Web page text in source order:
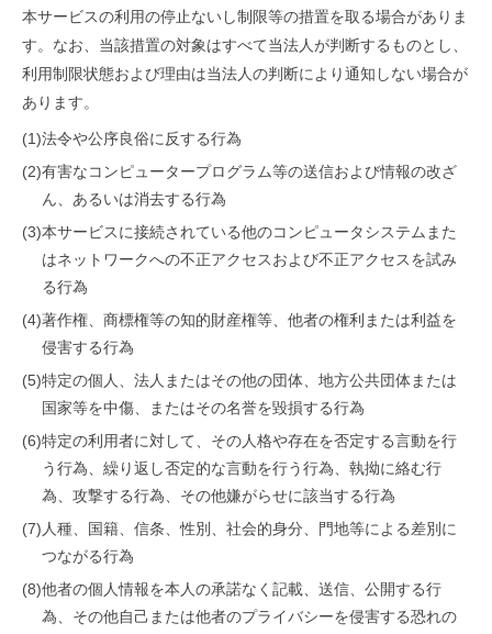
本サービスの利用の停止ないし制限等の措置を取る場合がありま
す。なお、当該措置の対象はすべて当法人が判断するものとし、
利用制限状態および理由は当法人の判断により通知しない場合が
あります。
(1)法令や公序良俗に反する行為
(2)有害なコンピュータープログラム等の送信および情報の改ざ
ん、あるいは消去する行為
(3)本サービスに接続されている他のコンピュータシステムまた
はネットワークへの不正アクセスおよび不正アクセスを試み
る行為
(4)著作権、商標権等の知的財産権等、他者の権利または利益を
侵害する行為
(5)特定の個人、法人またはその他の団体、地方公共団体または
国家等を中傷、またはその名誉を毀損する行為
(6)特定の利用者に対して、その人格や存在を否定する言動を行
う行為、繰り返し否定的な言動を行う行為、執拗に絡む行
為、攻撃する行為、その他嫌がらせに該当する行為
(7) 人種、国籍、信条、性別、社会的身分、門地等による差別に
つながる行為
(8)他者の個人情報を本人の承諾なく記載、送信、公開する行
為、その他自己または他者のプライバシーを侵害する恐れの